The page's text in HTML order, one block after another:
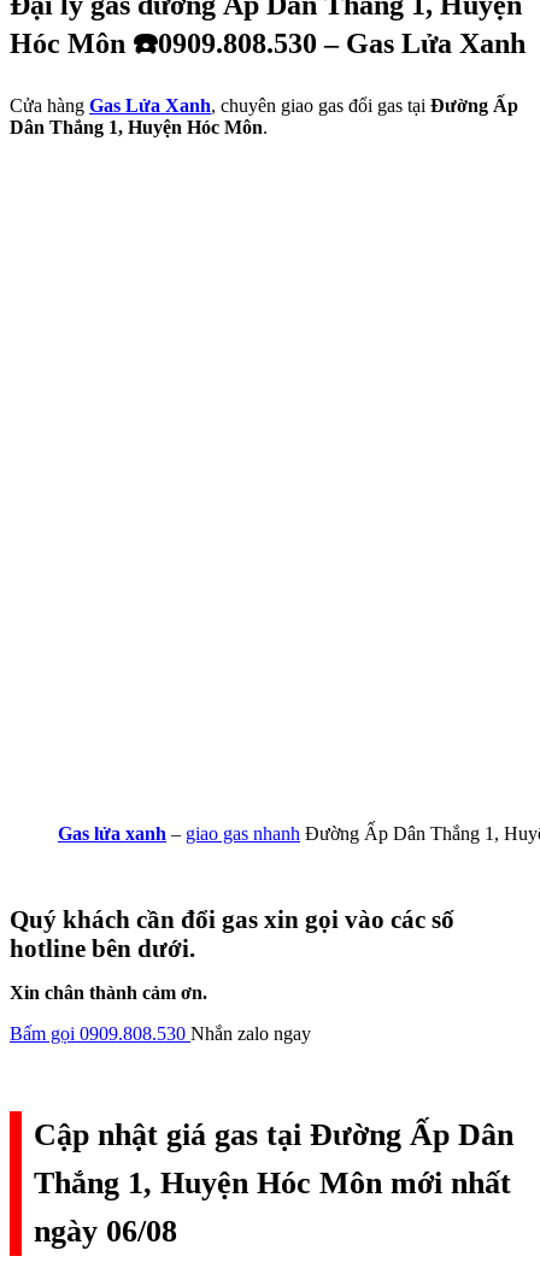
Hóc Môn ☎️0909.808.530 – Gas Lửa Xanh
Cửa hàng Gas Lửa Xanh, chuyên giao gas đổi gas tại Đường Ấp
Dân Thắng 1, Huyện Hóc Môn.
Gas lửa xanh – giao gas nhanh Đường Ấp Dân Thắng 1,
Quý khách cần đổi gas xin gọi vào các số
hotline bên dưới.
Xin chân thành cảm ơn.
Bấm gọi 0909.808.530 Nhắn zalo ngay
Cập nhật giá gas tại Đường Ấp Dân
Thắng 1, Huyện Hóc Môn mới nhất
ngày 06/08